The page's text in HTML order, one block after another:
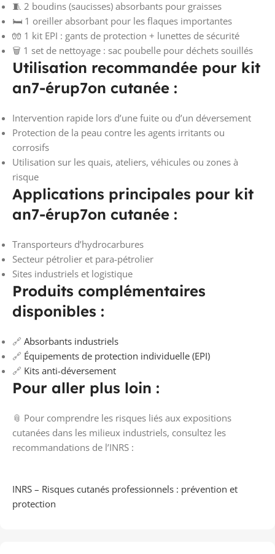
🧵 2 boudins (saucisses) absorbants pour graisses
🛏️ 1 oreiller absorbant pour les flaques importantes
🧤 1 kit EPI : gants de protection + lunettes de sécurité
🗑️ 1 set de nettoyage : sac poubelle pour déchets souillés
Utilisation recommandée pour kit
an7-érup7on cutanée :
Intervention rapide lors d’une fuite ou d’un déversement
Protection de la peau contre les agents irritants ou
corrosifs
Utilisation sur les quais, ateliers, véhicules ou zones à
risque
Applications principales pour kit
an7-érup7on cutanée :
Transporteurs d’hydrocarbures
Secteur pétrolier et para-pétrolier
Sites industriels et logistique
Produits complémentaires
disponibles :
🔗 Absorbants industriels
🔗 Équipements de protection individuelle (EPI)
🔗 Kits anti-déversement
Pour aller plus loin :
📎 Pour comprendre les risques liés aux expositions
cutanées dans les milieux industriels, consultez les
recommandations de l’INRS :
INRS – Risques cutanés professionnels : prévention et
protection